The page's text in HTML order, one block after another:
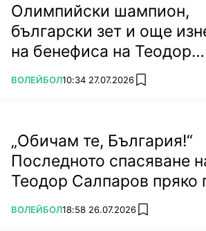
Олимпийски шампион,
български зет и още
на бенефиса на Теодор
Салпаров
ПОВЕЧЕ ОТ
ВОЛЕЙБОЛ10:34 27.07.2026 add favorites
„Обичам те, България!“
Последното спасяване
Теодор Салпаров пряко
на 5 септември (ВИДЕО)
ПОВЕЧЕ ОТ
ВОЛЕЙБОЛ18:58 26.07.2026 add favorites